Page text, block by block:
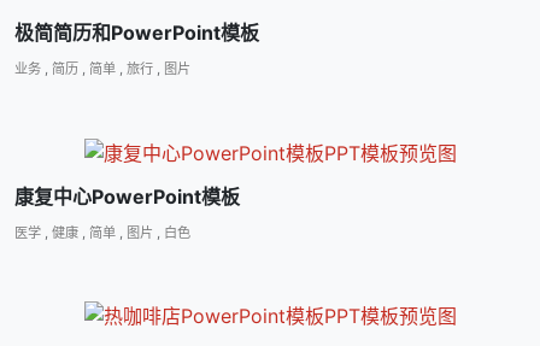
极简简历和PowerPoint模板
业务 , 简历 , 简单 , 旅行 , 图片
康复中心PowerPoint模板
医学 健康 简单 图片 白色